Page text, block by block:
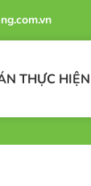
THỰC HIỆN